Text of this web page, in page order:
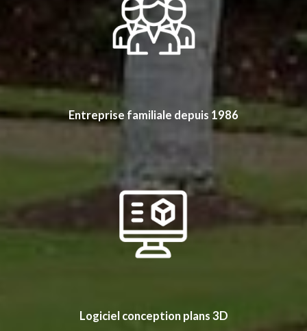
Entreprise familiale depuis 1986
Logiciel conception plans 3D